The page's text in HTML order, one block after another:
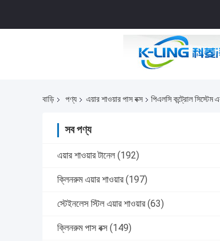
বাড়ি পণ্য এয়ার শাওয়ার পাস বক্স পিএলসি কন্ট্রোল
সব পণ্য
এয়ার শাওয়ার টানেল (192)
ক্লিনরুম এয়ার শাওয়ার (197)
স্টেইনলেস স্টিল এয়ার শাওয়ার (63)
ক্লিনরুম পাস বক্স (149)